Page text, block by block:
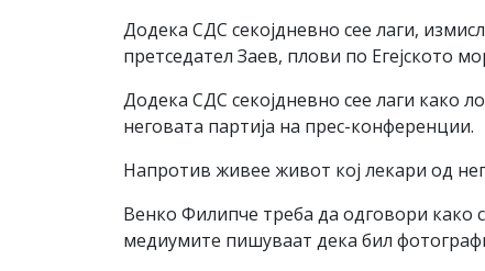
Додека СДС секојдневно сее лаги,
претседател Заев, плови по Егејското
Додека СДС секојдневно сее лаги како
неговата партија на прес-конференции.
Напротив живее живот кој лекари од
Венко Филипче треба да одговори како
медиумите пишуваат дека бил